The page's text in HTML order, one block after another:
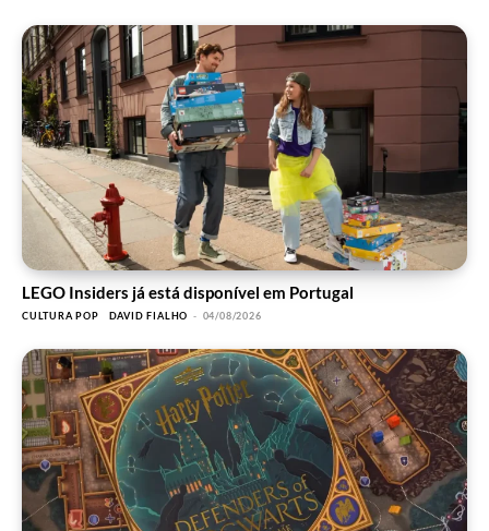
LEGO Insiders já está disponível em Portugal
CULTURA POP DAVID FIALHO - 04/08/2026